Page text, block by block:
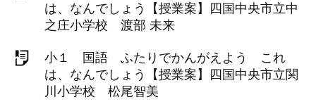
は、なんでしょう【授業案】四国中央市立中
之庄小学校 渡部 未来
小１ 国語 ふたりでかんがえよう これ
は、なんでしょう【授業案】四国中央市立関
川小学校 松尾智美